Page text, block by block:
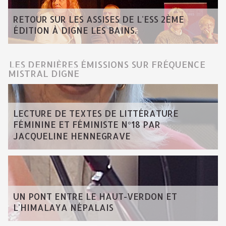
RETOUR SUR LES ASSISES DE L'ESS 2ÈME
ÉDITION À DIGNE LES BAINS.
LES DERNIÈRES ÉMISSIONS SUR FRÉQUENCE
MISTRAL DIGNE
LECTURE DE TEXTES DE LITTÉRATURE
FÉMININE ET FÉMINISTE N°18 PAR
JACQUELINE HENNEGRAVE
UN PONT ENTRE LE HAUT-VERDON ET
L'HIMALAYA NÉPALAIS